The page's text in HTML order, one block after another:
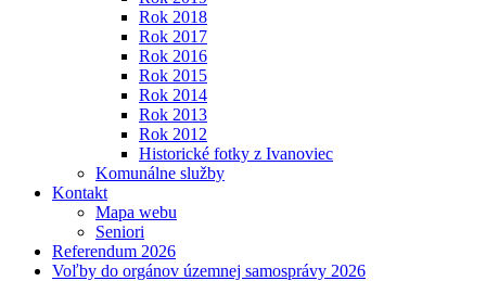
Rok 2018
Rok 2017
Rok 2016
Rok 2015
Rok 2014
Rok 2013
Rok 2012
Historické fotky z Ivanoviec
Komunálne služby
Kontakt
Mapa webu
Seniori
Referendum 2026
Voľby do orgánov územnej samosprávy 2026